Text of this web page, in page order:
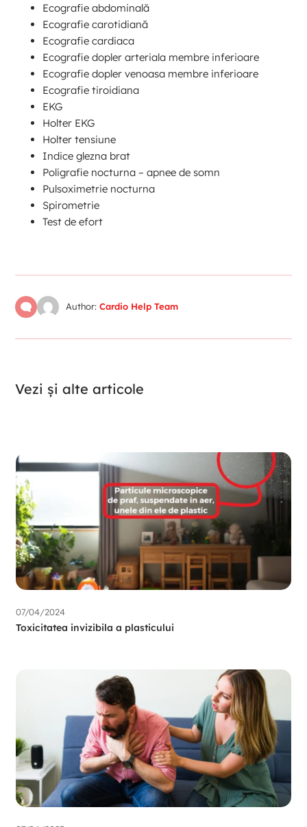
Ecografie abdominală
Ecografie carotidiană
Ecografie cardiaca
Ecografie dopler arteriala membre inferioare
Ecografie dopler venoasa membre inferioare
Ecografie tiroidiana
EKG
Holter EKG
Holter tensiune
Indice glezna brat
Poligrafie nocturna – apnee de somn
Pulsoximetrie nocturna
Spirometrie
Test de efort
Author: Cardio Help Team
Vezi și alte articole
07/04/2024
Toxicitatea invizibila a plasticului